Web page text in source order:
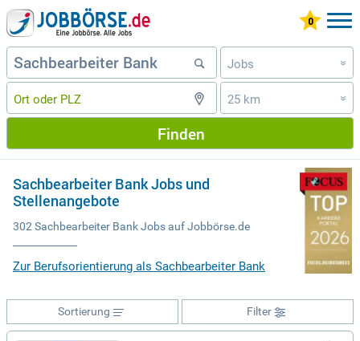
Jobs »
25 km »
Finden
Sachbearbeiter Bank Jobs und
Stellenangebote
302 Sachbearbeiter Bank Jobs auf Jobbörse.de
Zur Berufsorientierung als Sachbearbeiter Bank
Filter
Sortierung